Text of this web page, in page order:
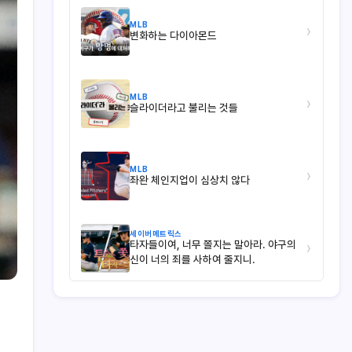
MLB
변화하는 다이아몬드 ›
MLB
슬라이더라고 불리는 것들 ›
MLB
좌완 체인지업이 심상치 않다 ›
세이버메트릭스
타자들이여, 너무 쫄지는 말아라. 야구의
신이 너의 죄를 사하여 줄지니.
›